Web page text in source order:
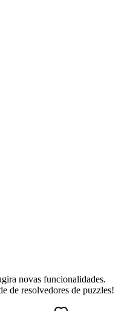
novas funcionalidades.
de resolvedores de puzzles!